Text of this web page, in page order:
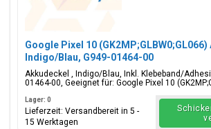
Google Pixel 10
Indigo/Blau, G949-01464-00
Akkudeckel , Indigo/Blau, Inkl. Klebeband/
01464-00, Geeignet für: Google Pixel 10
Lager: 0
Lieferzeit: Versandbereit in 5 -
15 Werktagen